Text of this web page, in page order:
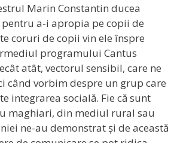
Marin Constantin ducea
a-i apropia pe copii de
coruri de copii vin ele înspre
programului Cantus
atât, vectorul sensibil, care ne
când vorbim despre un grup care
integrarea socială. Fie că sunt
maghiari, din mediul rural sau
ne-au demonstrat și de această